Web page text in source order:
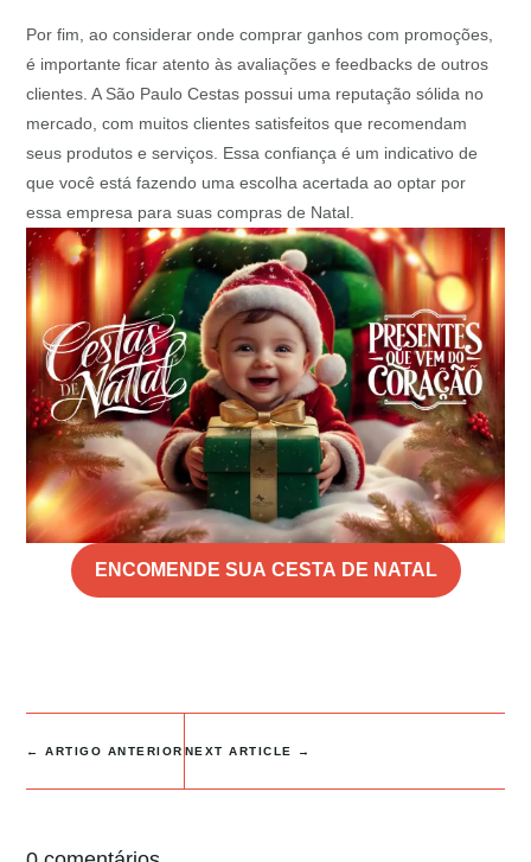
Por fim, ao considerar onde comprar ganhos com promoções,
é importante ficar atento às avaliações e feedbacks de outros
clientes. A São Paulo Cestas possui uma reputação sólida no
mercado, com muitos clientes satisfeitos que recomendam
seus produtos e serviços. Essa confiança é um indicativo de
que você está fazendo uma escolha acertada ao optar por
essa empresa para suas compras de Natal.
ENCOMENDE SUA CESTA DE NATAL
←ARTIGO ANTERIOR NEXT ARTICLE →